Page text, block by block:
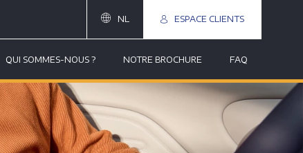
NL ESPACE CLIENTS
QUI SOMMES-NOUS ? NOTRE BROCHURE FAQ